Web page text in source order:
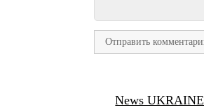
News UKRAINE